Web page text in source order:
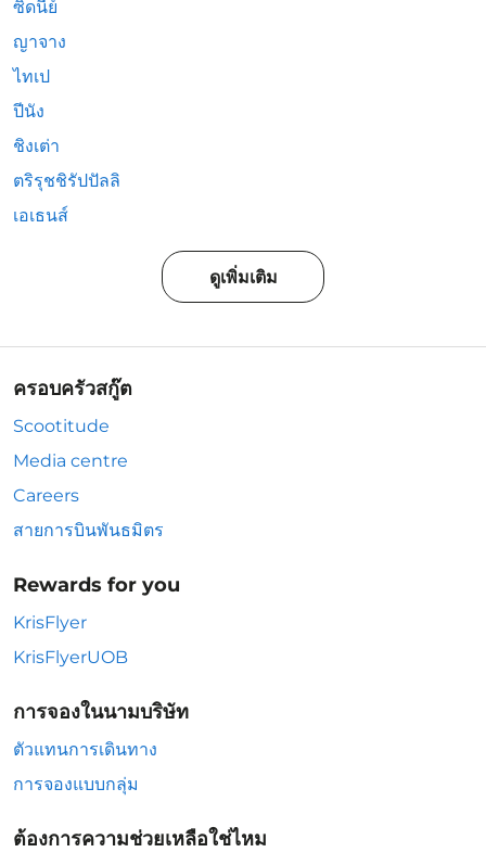
ซิดนีย์
ญาจาง
ไทเป
ปีนัง
ชิงเต่า
ตริรุชชิรัปปัลลิ
เอเธนส์
ดูเพิ่มเติม
ครอบครัวสกู๊ต
Scootitude
Media centre
Careers
สายการบินพันธมิตร
Rewards for you
KrisFlyer
KrisFlyerUOB
การจองในนามบริษัท
ตัวแทนการเดินทาง
การจองแบบกลุ่ม
ต้องการความช่วยเหลือใช่ไหม